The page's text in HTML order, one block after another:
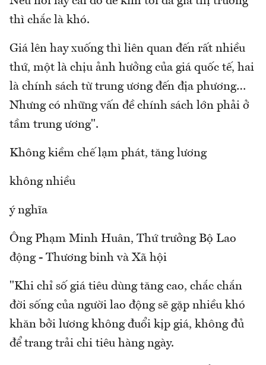
thì chắc là khó.
Giá lên hay xuống thì liên quan đến rất nhiều
thứ, một là chịu ảnh hưởng của giá quốc tế, hai
là chính sách từ trung ương đến địa phương…
Nhưng có những vấn đề chính sách lớn phải ở
tầm trung ương".
Không kiềm chế lạm phát, tăng lương
không nhiều
ý nghĩa
Ông Phạm Minh Huân, Thứ trưởng Bộ Lao
động - Thương binh và Xã hội
"Khi chỉ số giá tiêu dùng tăng cao, chắc chắn
đời sống của người lao động sẽ gặp nhiều khó
khăn bởi lương không đuổi kịp giá, không đủ
để trang trải chi tiêu hàng ngày.